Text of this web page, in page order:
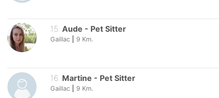
15 Aude - Pet Sitter
Gaillac 9 Km.
16 Martine - Pet Sitter
Gaillac 9 Km.